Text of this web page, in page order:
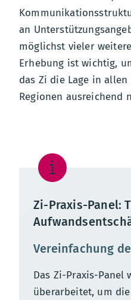
an
möglichst vieler
Erhebung ist wichtig,
das Zi die Lage in allen
Regionen ausreichend
Zi-Praxis-Panel:
Vereinfachung
Das Zi-Praxis-Panel
überarbeitet, um